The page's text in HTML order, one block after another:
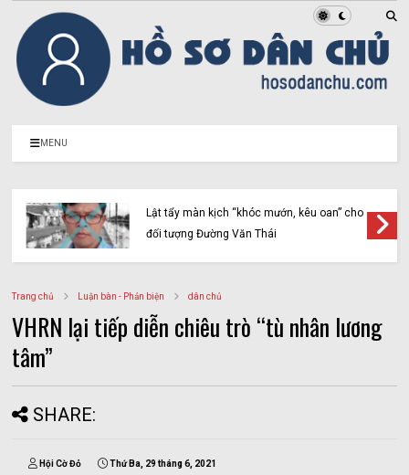
MENU
Lật tẩy màn kịch “khóc mướn, kêu oan” cho
đối tượng Đường Văn Thái
Trang chủ Luận bàn - Phản biện dân chủ
VHRN lại tiếp diễn chiêu trò “tù nhân lương
tâm”
SHARE:
Hội Cờ Đỏ Thứ Ba, 29 tháng 6, 2021